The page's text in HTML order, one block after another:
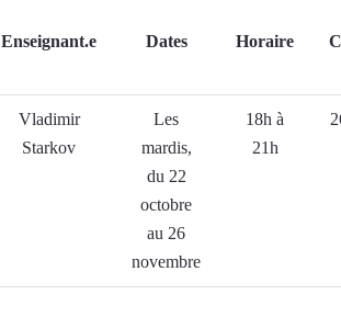
Enseignant.e Dates Horaire
Vladimir
Starkov
Les
mardis,
du 22
octobre
au 26
novembre
18h à
21h